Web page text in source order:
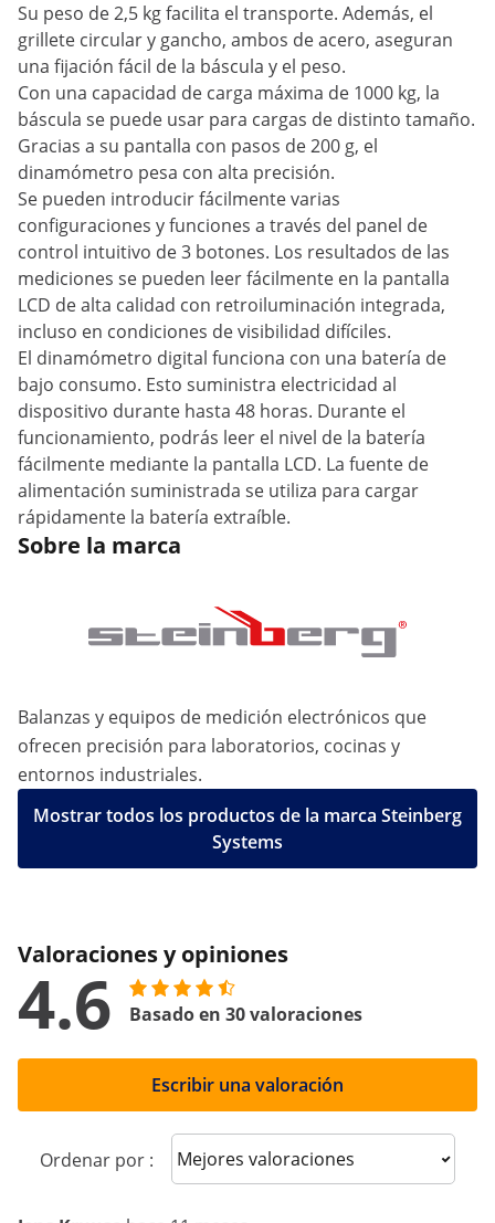
Su peso de 2,5 kg facilita el transporte. Además, el
grillete circular y gancho, ambos de acero, aseguran
una fijación fácil de la báscula y el peso.
Con una capacidad de carga máxima de 1000 kg, la
báscula se puede usar para cargas de distinto tamaño.
Gracias a su pantalla con pasos de 200 g, el
dinamómetro pesa con alta precisión.
Se pueden introducir fácilmente varias
configuraciones y funciones a través del panel de
control intuitivo de 3 botones. Los resultados de las
mediciones se pueden leer fácilmente en la pantalla
LCD de alta calidad con retroiluminación integrada,
incluso en condiciones de visibilidad difíciles.
El dinamómetro digital funciona con una batería de
bajo consumo. Esto suministra electricidad al
dispositivo durante hasta 48 horas. Durante el
funcionamiento, podrás leer el nivel de la batería
fácilmente mediante la pantalla LCD. La fuente de
alimentación suministrada se utiliza para cargar
rápidamente la batería extraíble.
Sobre la marca
Balanzas y equipos de medición electrónicos que
ofrecen precisión para laboratorios, cocinas y
entornos industriales.
Mostrar todos los productos de la marca Steinberg
Systems
Valoraciones y opiniones
4.6 Basado en 30 valoraciones
Escribir una valoración
Ordenar por : Sort reviews